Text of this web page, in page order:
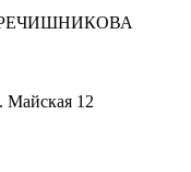
ГРЕЧИШНИКОВА
Майская 12